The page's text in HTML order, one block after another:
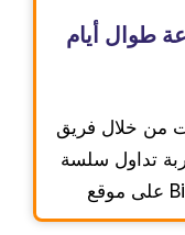
طوال أيام
من خلال فريق
تداول سلسة